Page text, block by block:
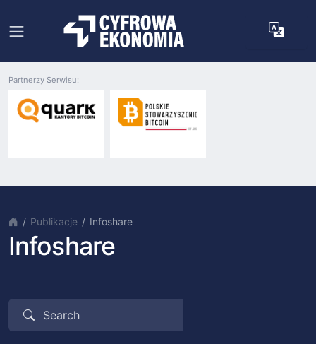
Partnerzy Serwisu:
Publikacje Infoshare
Infoshare